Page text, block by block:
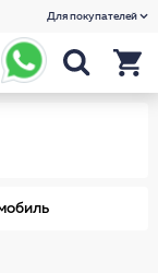
Для покупателей